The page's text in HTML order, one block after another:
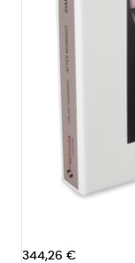
344,26 €